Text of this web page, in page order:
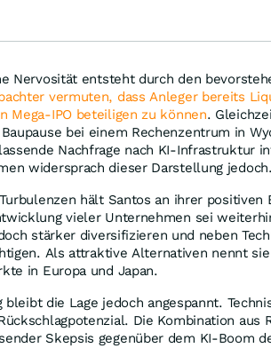
Nervosität entsteht durch den
vermuten, dass Anleger bereits
Mega-IPO beteiligen zu können.
bei einem Rechenzentrum in
Nachfrage nach KI-Infrastruktur
widersprach dieser Darstellung jedoch.
hält Santos an ihrer positiven
vieler Unternehmen sei
stärker diversifizieren und neben
Als attraktive Alternativen nennt
in Europa und Japan.
bleibt die Lage jedoch angespannt.
Die Kombination aus
Skepsis gegenüber dem KI-Boom